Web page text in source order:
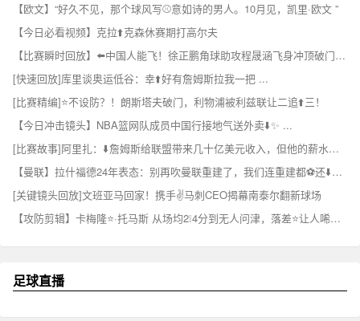
【欧文】“好久不见，那个球风写⚾意如诗的男人。10月见，凯里·欧文 ”
【今日必看视频】克拉⬆️克森休赛期打高尔夫
【比赛瞬时回放】⬅️中国人能飞！徐正鹏角球助攻程晟涵飞身冲顶破门，庆⭐祝戴个面✌️具！
[快速回放]库里谈奥运低谷：幸⬆️好有詹姆斯拉我一把 ...
[比赛精编]⭐不设防？！朗斯塔夫破门，利物浦被利兹联让二追⬆️三！
【今日冲击镜头】NBA篮网队成员中国行接地气送外卖⬇️✨ ...
[比赛故事]阿里扎：⬇️詹姆斯给联盟带来几十亿美元收入，但他的薪水有点低了
【曼联】拉什福德24年表态：别再吹曼联重建了，我们连重建都⚽还⬇️没开始呢
[关键镜头回放]文班亚马回家！携手✌️马刺CEO揭幕南泰尔翻新球场
【攻防剪辑】卡梅隆⭐·托马斯 从场均2❕4分到无人问津，落差⭐让人唏嘘。
足球直播